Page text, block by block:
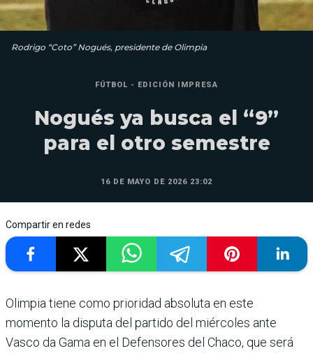
Rodrigo “Coto” Nogués, presidente de Olimpia
FÚTBOL - EDICIÓN IMPRESA
Nogués ya busca el “9”
para el otro semestre
16 DE MAYO DE 2026 23:02
Compartir en redes
Olimpia tiene como prioridad absoluta en este
momento la disputa del partido del miér­coles ante
Vasco da Gama en el Defensores del Chaco, que será